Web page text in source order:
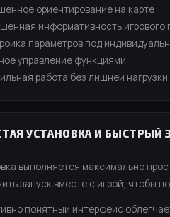
ориентирование на карте
информативность игрового
параметров под
управление функциями
работа без лишней нагрузки
УСТАНОВКА И БЫСТРЫЙ
выполняется максимально
запуск вместе с игрой, чтобы
понятный интерфейс